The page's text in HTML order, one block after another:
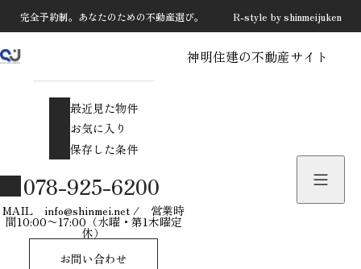
最近見た物件
物件を探す
完全予約制。あなたのための不動産選び。 R-style by shinmeijuken
神明住建の不動産サイト
最近見た物件
お気に入り
保存した条件
078-925-6200
MAIL info@shinmei.net / 営業時
間10:00〜17:00（水曜・第1木曜定
休）
お問い合わせ